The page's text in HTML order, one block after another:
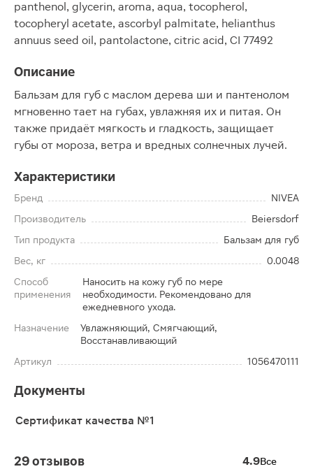
panthenol, glycerin, aroma, aqua, tocopherol,
tocopheryl acetate, ascorbyl palmitate, helianthus
annuus seed oil, pantolactone, citric acid, CI 77492
Описание
Бальзам для губ с маслом дерева ши и пантенолом
мгновенно тает на губах, увлажняя их и питая. Он
также придаёт мягкость и гладкость, защищает
губы от мороза, ветра и вредных солнечных лучей.
Характеристики
Бренд
NIVEA
Производитель
Beiersdorf
Тип продукта
Бальзам для губ
Вес, кг
0.0048
Способ
применения
Наносить на кожу губ по мере
необходимости. Рекомендовано для
ежедневного ухода.
Назначение
Увлажняющий, Смягчающий,
Восстанавливающий
Артикул
1056470111
Документы
Сертификат качества №1
29 отзывов 4.9Все